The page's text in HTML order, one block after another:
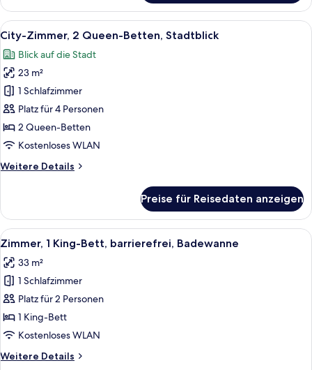
Zimmer,
1 King-
Bett,
Nichtraucher,
Stadtblick
Alle
Fotos
für
City-
Zimmer,
2 Queen-
Betten,
Stadtblick
Ein Hotelzimmer mit zwei Betten,
7
City-Zimmer, 2 Queen-Betten, Stadtblick
Blick auf die Stadt
23 m²
1 Schlafzimmer
Platz für 4 Personen
2 Queen-Betten
Kostenloses WLAN
Weitere Details
Weitere
Zimmer,
2 Queen-
Betten,
Preise für Reisedaten anzeigen
Alle
Fotos
für
Zimmer,
1 King-
Bett,
barrierefrei,
anzeigen
Ein ordentlich bezogenes Bett mit
8
Zimmer, 1 King-Bett, barrierefrei, Badewanne
33 m²
1 Schlafzimmer
Platz für 2 Personen
1 King-Bett
Kostenloses WLAN
Weitere Details
Weitere